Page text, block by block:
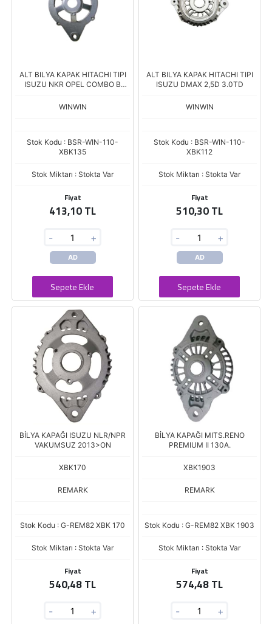
ALT BILYA KAPAK HITACHI TIPI
ISUZU NKR OPEL COMBO B
WINWIN
Stok Kodu : BSR-WIN-110-
XBK135
Stok Miktarı : Stokta Var
Fiyat
413,10 TL
- +
AD
Sepete Ekle
ALT BILYA KAPAK HITACHI TIPI
ISUZU DMAX 2,5D 3.0TD
WINWIN
Stok Kodu : BSR-WIN-110-
XBK112
Stok Miktarı : Stokta Var
Fiyat
510,30 TL
- +
AD
Sepete Ekle
BİLYA KAPAĞI ISUZU NLR/NPR
VAKUMSUZ 2013>ON
XBK170
REMARK
Stok Kodu : G-REM82 XBK 170
Stok Miktarı : Stokta Var
Fiyat
540,48 TL
- +
BİLYA KAPAĞI MITS.RENO
PREMIUM II 130A.
XBK1903
REMARK
Stok Kodu : G-REM82 XBK 1903
Stok Miktarı : Stokta Var
Fiyat
574,48 TL
- +